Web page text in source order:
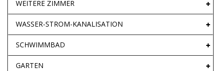
WEITERE ZIMMER
WASSER-STROM-KANALISATION
SCHWIMMBAD
GARTEN